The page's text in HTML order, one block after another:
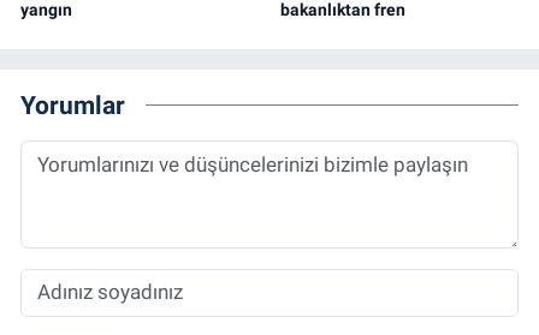
yangın bakanlıktan fren
Yorumlar